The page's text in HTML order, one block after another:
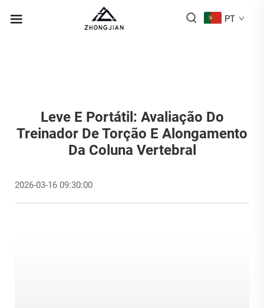
PT
Leve E Portátil: Avaliação Do
Treinador De Torção E Alongamento
Da Coluna Vertebral
2026-03-16 09:30:00